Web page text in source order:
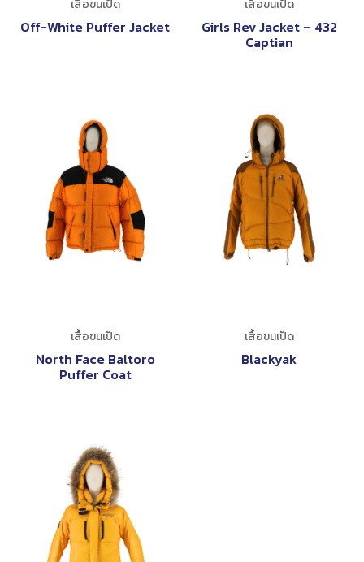
เสื้อขนเป็ด
Off-White Puffer Jacket
เสื้อขนเป็ด
Girls Rev Jacket – 432
Captian
เสื้อขนเป็ด
North Face Baltoro
Puffer Coat
เสื้อขนเป็ด
Blackyak